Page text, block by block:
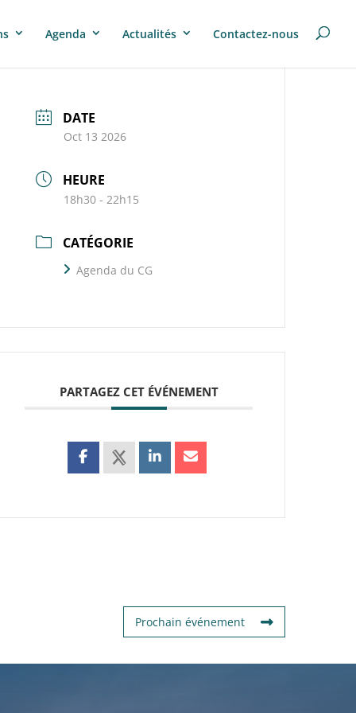
Agenda Actualités Contactez-nous
DATE
Oct 13 2026
HEURE
18h30 - 22h15
CATÉGORIE
Agenda du CG
PARTAGEZ CET ÉVÉNEMENT
Prochain événement